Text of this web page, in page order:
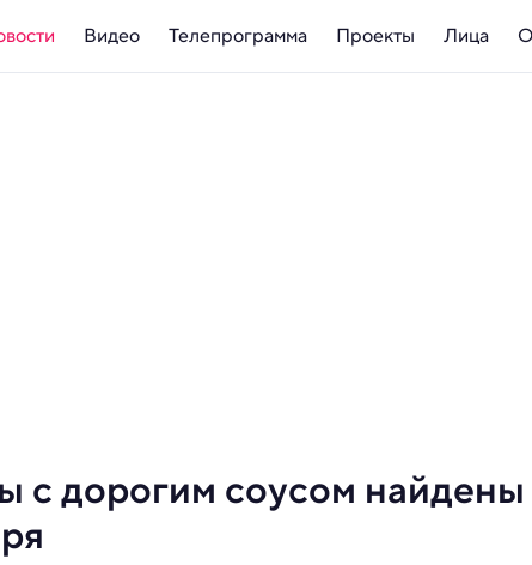
Видео Телепрограмма Проекты Лица
дорогим соусом найдены